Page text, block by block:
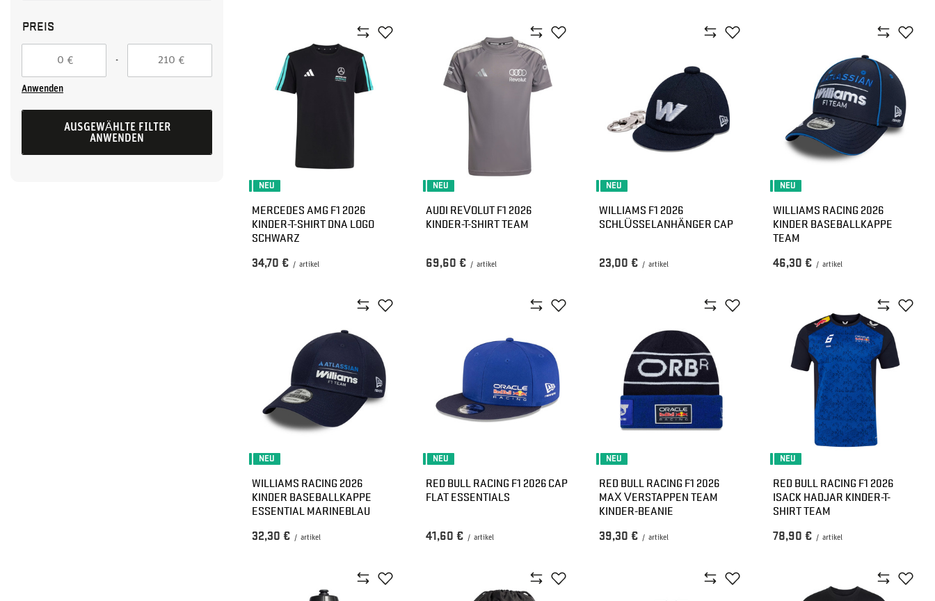
PREIS
€ - €
Anwenden
AUSGEWÄHLTE FILTER
ANWENDEN
NEU
MERCEDES AMG F1 2026
KINDER-T-SHIRT DNA LOGO
SCHWARZ
34,70 € / artikel
NEU
AUDI REVOLUT F1 2026
KINDER-T-SHIRT TEAM
69,60 € / artikel
NEU
WILLIAMS F1 2026
SCHLÜSSELANHÄNGER CAP
23,00 € / artikel
NEU
WILLIAMS RACING 2026
KINDER BASEBALLKAPPE
TEAM
46,30 € / artikel
NEU
WILLIAMS RACING 2026
KINDER BASEBALLKAPPE
ESSENTIAL MARINEBLAU
32,30 € / artikel
NEU
RED BULL RACING F1 2026 CAP
FLAT ESSENTIALS
41,60 € / artikel
NEU
RED BULL RACING F1 2026
MAX VERSTAPPEN TEAM
KINDER-BEANIE
39,30 € / artikel
NEU
RED BULL RACING F1 2026
ISACK HADJAR KINDER-T-
SHIRT TEAM
78,90 € / artikel